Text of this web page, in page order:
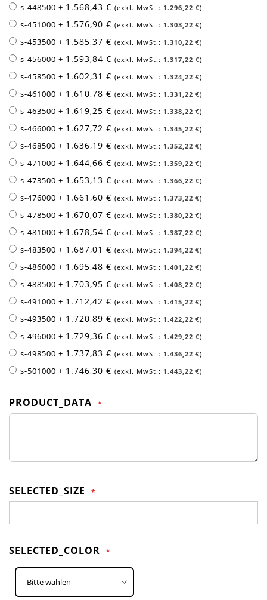
s-448500+ 1.568,43 € 1.296,22 €
s-451000+ 1.576,90 € 1.303,22 €
s-453500+ 1.585,37 € 1.310,22 €
s-456000+ 1.593,84 € 1.317,22 €
s-458500+ 1.602,31 € 1.324,22 €
s-461000+ 1.610,78 € 1.331,22 €
s-463500+ 1.619,25 € 1.338,22 €
s-466000+ 1.627,72 € 1.345,22 €
s-468500+ 1.636,19 € 1.352,22 €
s-471000+ 1.644,66 € 1.359,22 €
s-473500+ 1.653,13 € 1.366,22 €
s-476000+ 1.661,60 € 1.373,22 €
s-478500+ 1.670,07 € 1.380,22 €
s-481000+ 1.678,54 € 1.387,22 €
s-483500+ 1.687,01 € 1.394,22 €
s-486000+ 1.695,48 € 1.401,22 €
s-488500+ 1.703,95 € 1.408,22 €
s-491000+ 1.712,42 € 1.415,22 €
s-493500+ 1.720,89 € 1.422,22 €
s-496000+ 1.729,36 € 1.429,22 €
s-498500+ 1.737,83 € 1.436,22 €
s-501000+ 1.746,30 € 1.443,22 €
PRODUCT_DATA
SELECTED_SIZE
SELECTED_COLOR